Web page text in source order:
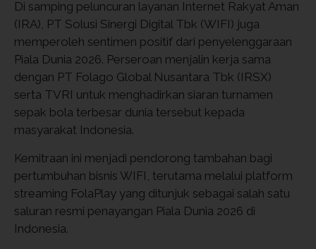
Di samping peluncuran layanan Internet Rakyat Aman
(IRA), PT Solusi Sinergi Digital Tbk (WIFI) juga
memperoleh sentimen positif dari penyelenggaraan
Piala Dunia 2026. Perseroan menjalin kerja sama
dengan PT Folago Global Nusantara Tbk (IRSX)
serta TVRI untuk menghadirkan siaran turnamen
sepak bola terbesar dunia tersebut kepada
masyarakat Indonesia.
Kemitraan ini menjadi pendorong tambahan bagi
pertumbuhan bisnis WIFI, terutama melalui platform
streaming FolaPlay yang ditunjuk sebagai salah satu
saluran resmi penayangan Piala Dunia 2026 di
Indonesia.